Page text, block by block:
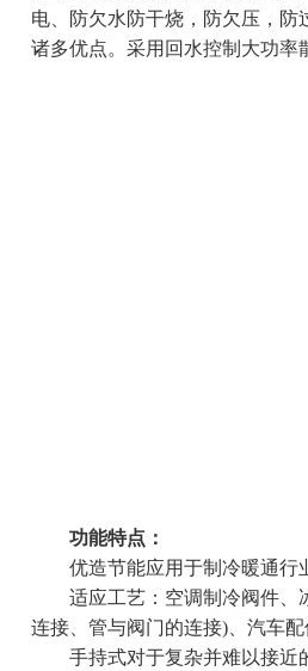
电、防欠水防干烧，防欠压，
诸多优点。采用回水控制大功率
功能特点：
优造节能应用于制冷暖通行
适应工艺：空调制冷阀件、冰
连接、管与阀门的连接)、汽车
手持式对于复杂并难以接近的